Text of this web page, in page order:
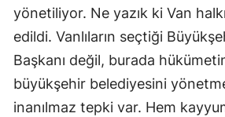
yönetiliyor. Ne yazık ki Van
edildi. Vanlıların seçtiği
Başkanı değil, burada
büyükşehir belediyesini
inanılmaz tepki var. Hem